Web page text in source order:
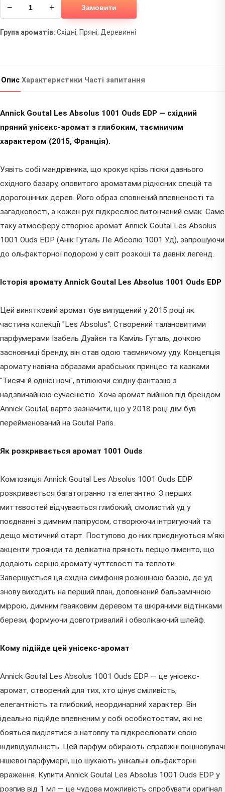
− + Замовити
Група ароматів: Східні, Пряні, Деревинні
Опис Характеристики Часті запитання
Annick Goutal Les Absolus 1001 Ouds EDP — східний
пряний унісекс-аромат з глибоким, таємничим
характером (2015, Франція).
Уявіть собі мандрівника, що крокує крізь піски давнього
східного базару, оповитого ароматами рідкісних спецій та
дорогоцінних дерев. Його образ сповнений впевненості та
загадковості, а кожен рух підкреслює витончений смак. Саме
таку атмосферу створює аромат Annick Goutal Les Absolus
1001 Ouds EDP (Анік Гуталь Ле Абсолю 1001 Уд), запрошуючи
до ольфакторної подорожі у світ розкоші та давніх легенд.
Історія аромату Annick Goutal Les Absolus 1001 Ouds EDP
Цей винятковий аромат був випущений у 2015 році як
частина колекції "Les Absolus". Створений талановитими
парфумерами Ізабель Дуайєн та Каміль Гуталь, дочкою
засновниці бренду, він став одою таємничому уду. Концепція
аромату навіяна образами арабських принцес та казками
"Тисячі й однієї ночі", втілюючи східну фантазію з
надзвичайною сучасністю. Хоча аромат вийшов під брендом
Annick Goutal, варто зазначити, що у 2018 році дім був
перейменований на Goutal Paris.
Як розкривається аромат 1001 Ouds
Композиція Annick Goutal Les Absolus 1001 Ouds EDP
розкривається багатогранно та елегантно. З перших
миттєвостей відчувається глибокий, смолистий уд у
поєднанні з димним папірусом, створюючи інтригуючий та
дещо містичний старт. Поступово до них приєднуються м'які
акценти троянди та делікатна пряність перцю піменто, що
додають серцю аромату чуттєвості та теплоти.
Завершується ця східна симфонія розкішною базою, де уд
знову виходить на перший план, доповнений бальзамічною
міррою, димним гваяковим деревом та шкіряними відтінками
берези, формуючи довготривалий і обволікаючий шлейф.
Кому підійде цей унісекс-аромат
Annick Goutal Les Absolus 1001 Ouds EDP — це унісекс-
аромат, створений для тих, хто цінує сміливість,
елегантність та глибокий, неординарний характер. Він
ідеально підійде впевненим у собі особистостям, які не
бояться виділятися з натовпу та підкреслювати свою
індивідуальність. Цей парфум обирають справжні поціновувачі
нішевої парфумерії, що шукають унікальні ольфакторні
враження. Купити Annick Goutal Les Absolus 1001 Ouds EDP у
розпив від 1 мл — це чудова можливість спробувати оригінал